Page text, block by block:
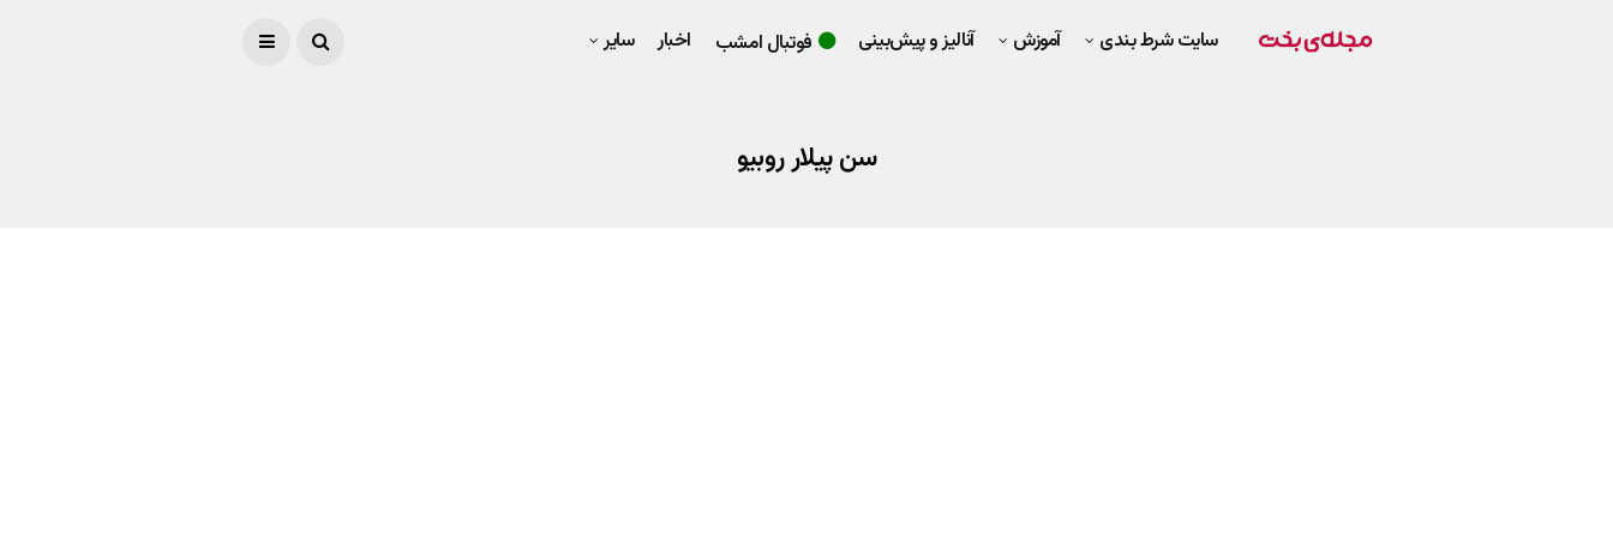
سایت شرط بندی آموزش آنالیز و پیش‌بینی فوتبال امشب اخبار سایر
سن پیلار روبیو